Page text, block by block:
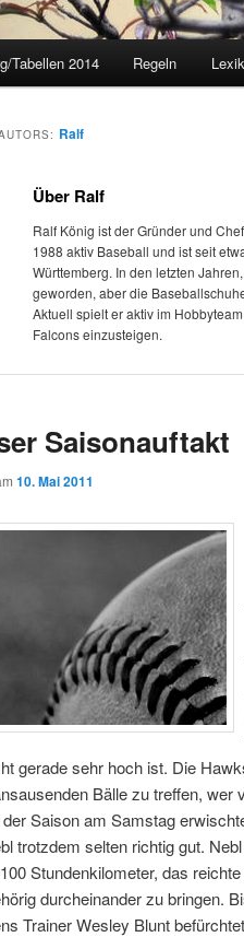
Tabellen 2014 Regeln
Ralf
Über Ralf
Ralf König ist der Gründer und
1988 aktiv Baseball und ist seit
Württemberg. In den letzten
geworden, aber die
Aktuell spielt er aktiv im
Falcons einzusteigen.
Saisonauftakt
10. Mai 2011
gerade sehr hoch ist. Die
Bälle zu treffen, wer
Saison am Samstag
trotzdem selten richtig gut.
Stundenkilometer, das
durcheinander zu bringen.
Trainer Wesley Blunt